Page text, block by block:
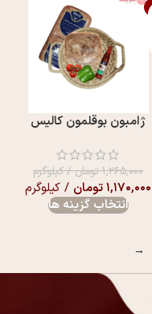
ژامبون بوقلمون کالیس
۱,۲۶۵,۰۰۰تومان/ کیلوگرم
۱,۱۷۰,۰۰۰تومان / کیلوگرم
انتخاب گزینه ها
→